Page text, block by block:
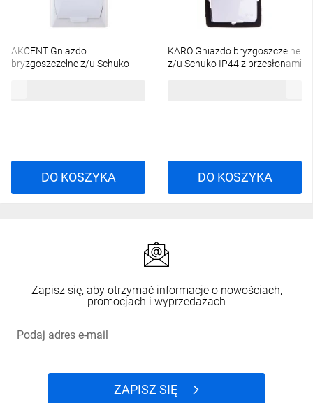
AKCENT Gniazdo
bryzgoszczelne z/u Schuko
DO KOSZYKA
KARO Gniazdo bryzgoszczelne
z/u Schuko IP44 z przesłonami
DO KOSZYKA
Zapisz się, aby otrzymać informacje o nowościach,
promocjach i wyprzedażach
Podaj adres e-mail
ZAPISZ SIĘ